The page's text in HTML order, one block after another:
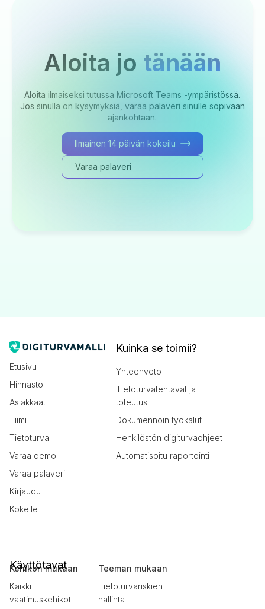
Aloita jo tänään
Aloita ilmaiseksi tutussa Microsoft Teams -ympäristössä.
Jos sinulla on kysymyksiä, varaa palaveri sinulle sopivaan
ajankohtaan.
Ilmainen 14 päivän kokeilu
Varaa palaveri
Etusivu
Hinnasto
Asiakkaat
Tiimi
Tietoturva
Varaa demo
Varaa palaveri
Kirjaudu
Kokeile
Kuinka se toimii?
Yhteenveto
Tietoturvatehtävät ja
toteutus
Dokumennoin työkalut
Henkilöstön digiturvaohjeet
Automatisoitu raportointi
Käyttötavat
Kehikon mukaan
Kaikki
vaatimuskehikot
Teeman mukaan
Tietoturvariskien
hallinta